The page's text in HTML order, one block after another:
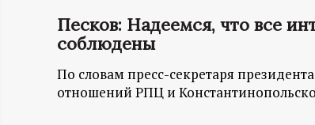
Н
-
Песков: Надеемся, что все
соблюдены
По словам пресс-секретаря
отношений РПЦ и